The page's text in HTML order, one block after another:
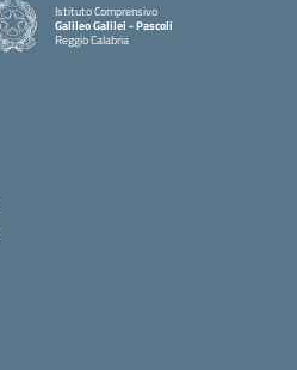
Istituto Comprensivo
Galileo Galilei - Pascoli
Reggio Calabria